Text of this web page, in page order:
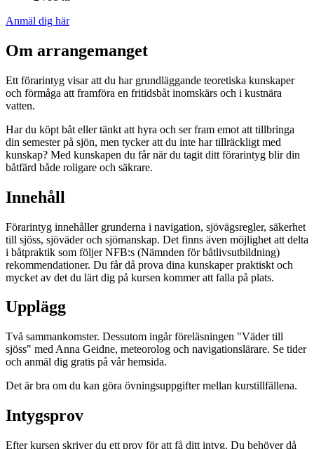
Anmäl dig här
Om arrangemanget
Ett förarintyg visar att du har grundläggande teoretiska kunskaper
och förmåga att framföra en fritidsbåt inomskärs och i kustnära
vatten.
Har du köpt båt eller tänkt att hyra och ser fram emot att tillbringa
din semester på sjön, men tycker att du inte har tillräckligt med
kunskap? Med kunskapen du får när du tagit ditt förarintyg blir din
båtfärd både roligare och säkrare.
Innehåll
Förarintyg innehåller grunderna i navigation, sjövägsregler, säkerhet
till sjöss, sjöväder och sjömanskap. Det finns även möjlighet att delta
i båtpraktik som följer NFB:s (Nämnden för båtlivsutbildning)
rekommendationer. Du får då prova dina kunskaper praktiskt och
mycket av det du lärt dig på kursen kommer att falla på plats.
Upplägg
Två sammankomster. Dessutom ingår föreläsningen "Väder till
sjöss" med Anna Geidne, meteorolog och navigationslärare. Se tider
och anmäl dig gratis på vår hemsida.
Det är bra om du kan göra övningsuppgifter mellan kurstillfällena.
Intygsprov
Efter kursen skriver du ett prov för att få ditt intyg. Du behöver då